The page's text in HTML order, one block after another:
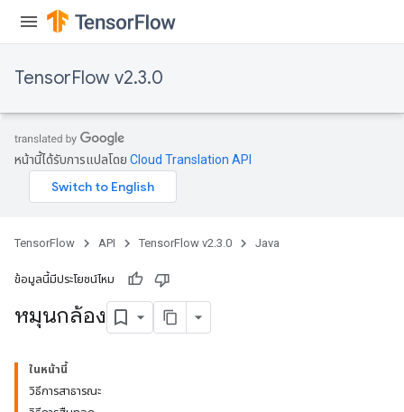
TensorFlow v2.3.0
หน้านี้ได้รับการแปลโดย Cloud Translation API
TensorFlow API TensorFlow v2.3.0 Java
ข้อมูลนี้มีประโยชน์ไหม
หมุนกล้อง
ในหน้านี้
วิธีการสาธารณะ